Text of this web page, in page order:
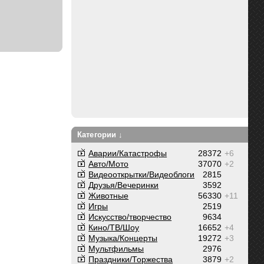
Категории ↓
+6
28372
Аварии/Катастрофы
+2
37070
Авто/Мото
2815
Видеооткрытки/Видеоблоги
3592
Друзья/Вечеринки
+11
56330
Животные
2519
Игры
9634
Искусство/творчество
+4
16652
Кино/ТВ/Шоу
+3
19272
Музыка/Концерты
2976
Мультфильмы
+2
3879
Праздники/Торжества